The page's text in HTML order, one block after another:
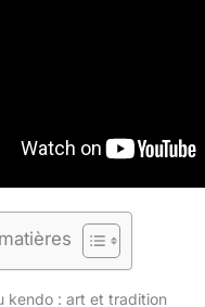
kendo : art et tradition